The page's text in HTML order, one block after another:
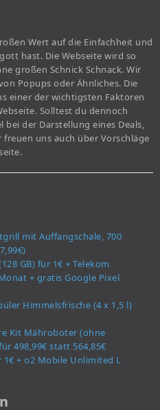
Wert auf die Einfachheit und
hast. Die Webseite wird so
großen Schnick Schnack. Wir
Popups oder Ähnliches. Die
einer der wichtigsten Faktoren
Solltest du dennoch
bei der Darstellung eines Deals,
uns auch über Vorschläge
mit Auffangschale, 700
GB) für 1€ + Telekom
+ gratis Google Pixel
Himmelsfrische (4 x 1,5 l)
Kit Mähroboter (ohne
498,99€ statt 564,85€
1€ + o2 Mobile Unlimited L